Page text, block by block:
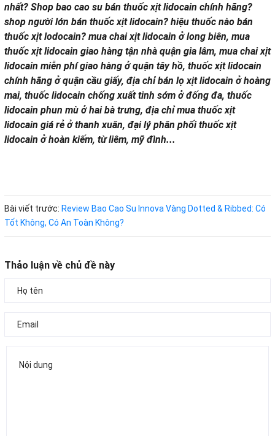
nhất? Shop bao cao su bán thuốc xịt lidocain chính hãng?
shop người lớn bán thuốc xịt lidocain? hiệu thuốc nào bán
thuốc xịt lodocain? mua chai xịt lidocain ở long biên, mua
thuốc xịt lidocain giao hàng tận nhà quận gia lâm, mua chai xịt
lidocain miễn phí giao hàng ở quận tây hồ, thuốc xịt lidocain
chính hãng ở quận cầu giấy, địa chỉ bán lọ xịt lidocain ở hoàng
mai, thuốc lidocain chống xuất tinh sớm ở đống đa, thuốc
lidocain phun mù ở hai bà trưng, địa chỉ mua thuốc xịt
lidocain giá rẻ ở thanh xuân, đại lý phân phối thuốc xịt
lidocain ở hoàn kiếm, từ liêm, mỹ đình...
Bài viết trước: Review Bao Cao Su Innova Vàng Dotted & Ribbed: Có
Tốt Không, Có An Toàn Không?
Thảo luận về chủ đề này